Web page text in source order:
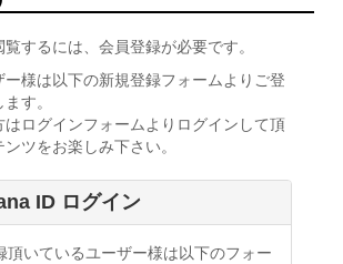
するには、会員登録が必要です。
ー様は以下の新規登録フォームよりご登
す。
はログインフォームよりログインして頂
ツをお楽しみ下さい。
ID ログイン
頂いているユーザー様は以下のフォー